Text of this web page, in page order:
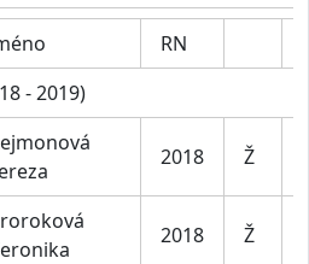
RN
- 2019)
2018 Ž
2018 Ž